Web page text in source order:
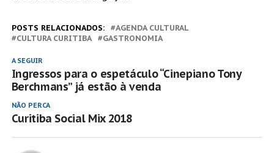
POSTS RELACIONADOS:
AGENDA CULTURAL
CULTURA CURITIBA
GASTRONOMIA
A SEGUIR
Ingressos para o espetáculo “Cinepiano Tony
Berchmans” já estão à venda
NÃO PERCA
Curitiba Social Mix 2018